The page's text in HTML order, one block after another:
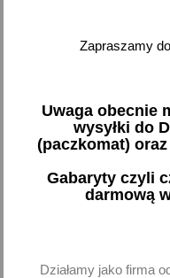
DostępneZapraszamy
Uwaga obecnie
wysyłki do
(paczkomat)
Gabaryty czyli
darmową
Działamy jako firma